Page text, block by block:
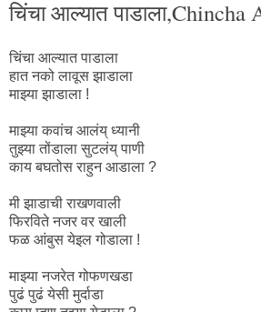
चिंचा आल्यात पाडाला,Chincha
चिंचा आल्यात पाडाला
हात नको लावूस झाडाला
माझ्या झाडाला !
माझ्या कवांच आलंय्‌ ध्यानी
तुझ्या तोंडाला सुटलंय्‌ पाणी
काय बघतोस राहुन आडाला ?
मी झाडाची राखणवाली
फिरविते नजर वर खाली
फळ आंबुस येइल गोडाला !
माझ्या नजरेत गोफणखडा
पुढं पुढं येसी मुर्दाडा